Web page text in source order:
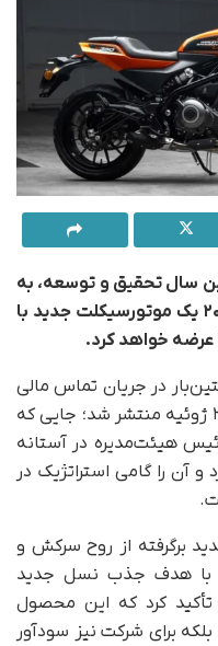
سال تحقیق و توسعه، به‌
طور رسمی اعلام کرد که در سال ۲۰۲۶ یک موتورسیکلت جدید با
در جریان تماس مالی
سه‌ماهه دوم این شرکت در تاریخ ۳۰ ژوئیه منتشر شد؛ جایی که
هیئت‌مدیره در آستانه
آن را گامی استراتژیک در
برگرفته از روح سرکش و
و با هدف جذب نسل جدید
کرد که این محصول
برای شرکت نیز سودآور